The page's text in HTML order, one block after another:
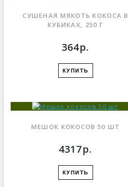
СУШЕНАЯ МЯКОТЬ КОКОСА В
КУБИКАХ, 250 Г
364р.
КУПИТЬ
МЕШОК КОКОСОВ 50 ШТ
4317р.
КУПИТЬ